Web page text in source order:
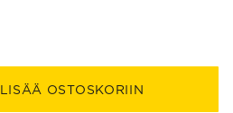
LISÄÄ OSTOSKORIIN